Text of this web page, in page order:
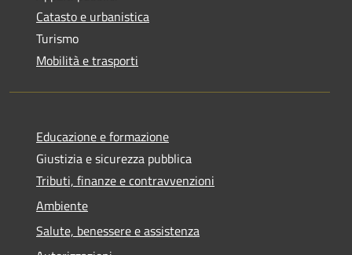
Catasto e urbanistica
Turismo
Mobilità e trasporti
Educazione e formazione
Giustizia e sicurezza pubblica
Tributi, finanze e contravvenzioni
Ambiente
Salute, benessere e assistenza